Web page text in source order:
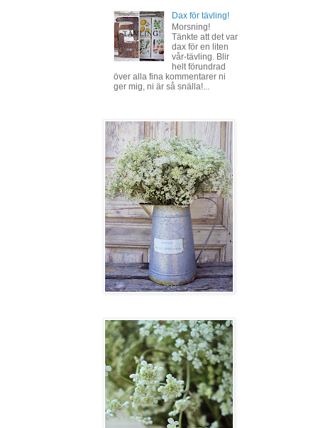
Dax för tävling!
Morsning!
Tänkte att det var
dax för en liten
vår-tävling. Blir
helt förundrad
över alla fina kommentarer ni
ger mig, ni är så snälla!...